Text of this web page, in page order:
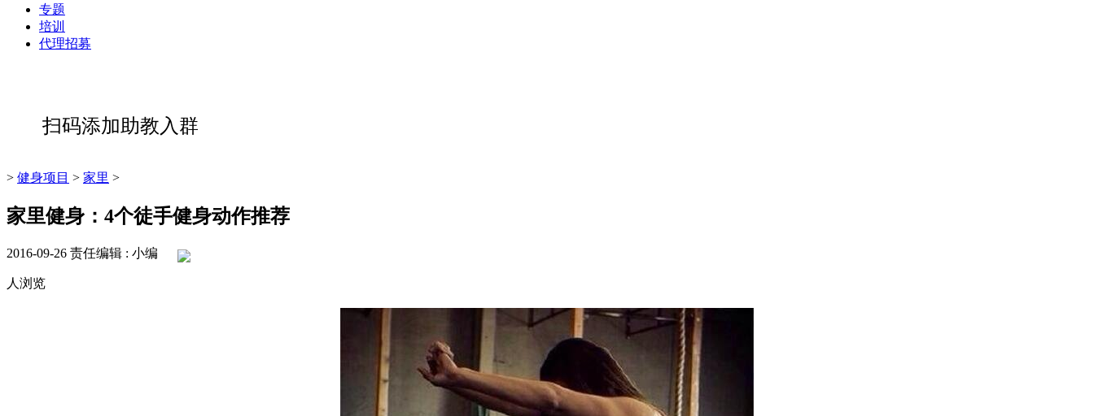
专题
培训
代理招募
扫码添加助教入群
> 健身项目 > 家里 >
家里健身：4个徒手健身动作推荐
2016-09-26 责任编辑 : 小编
人浏览